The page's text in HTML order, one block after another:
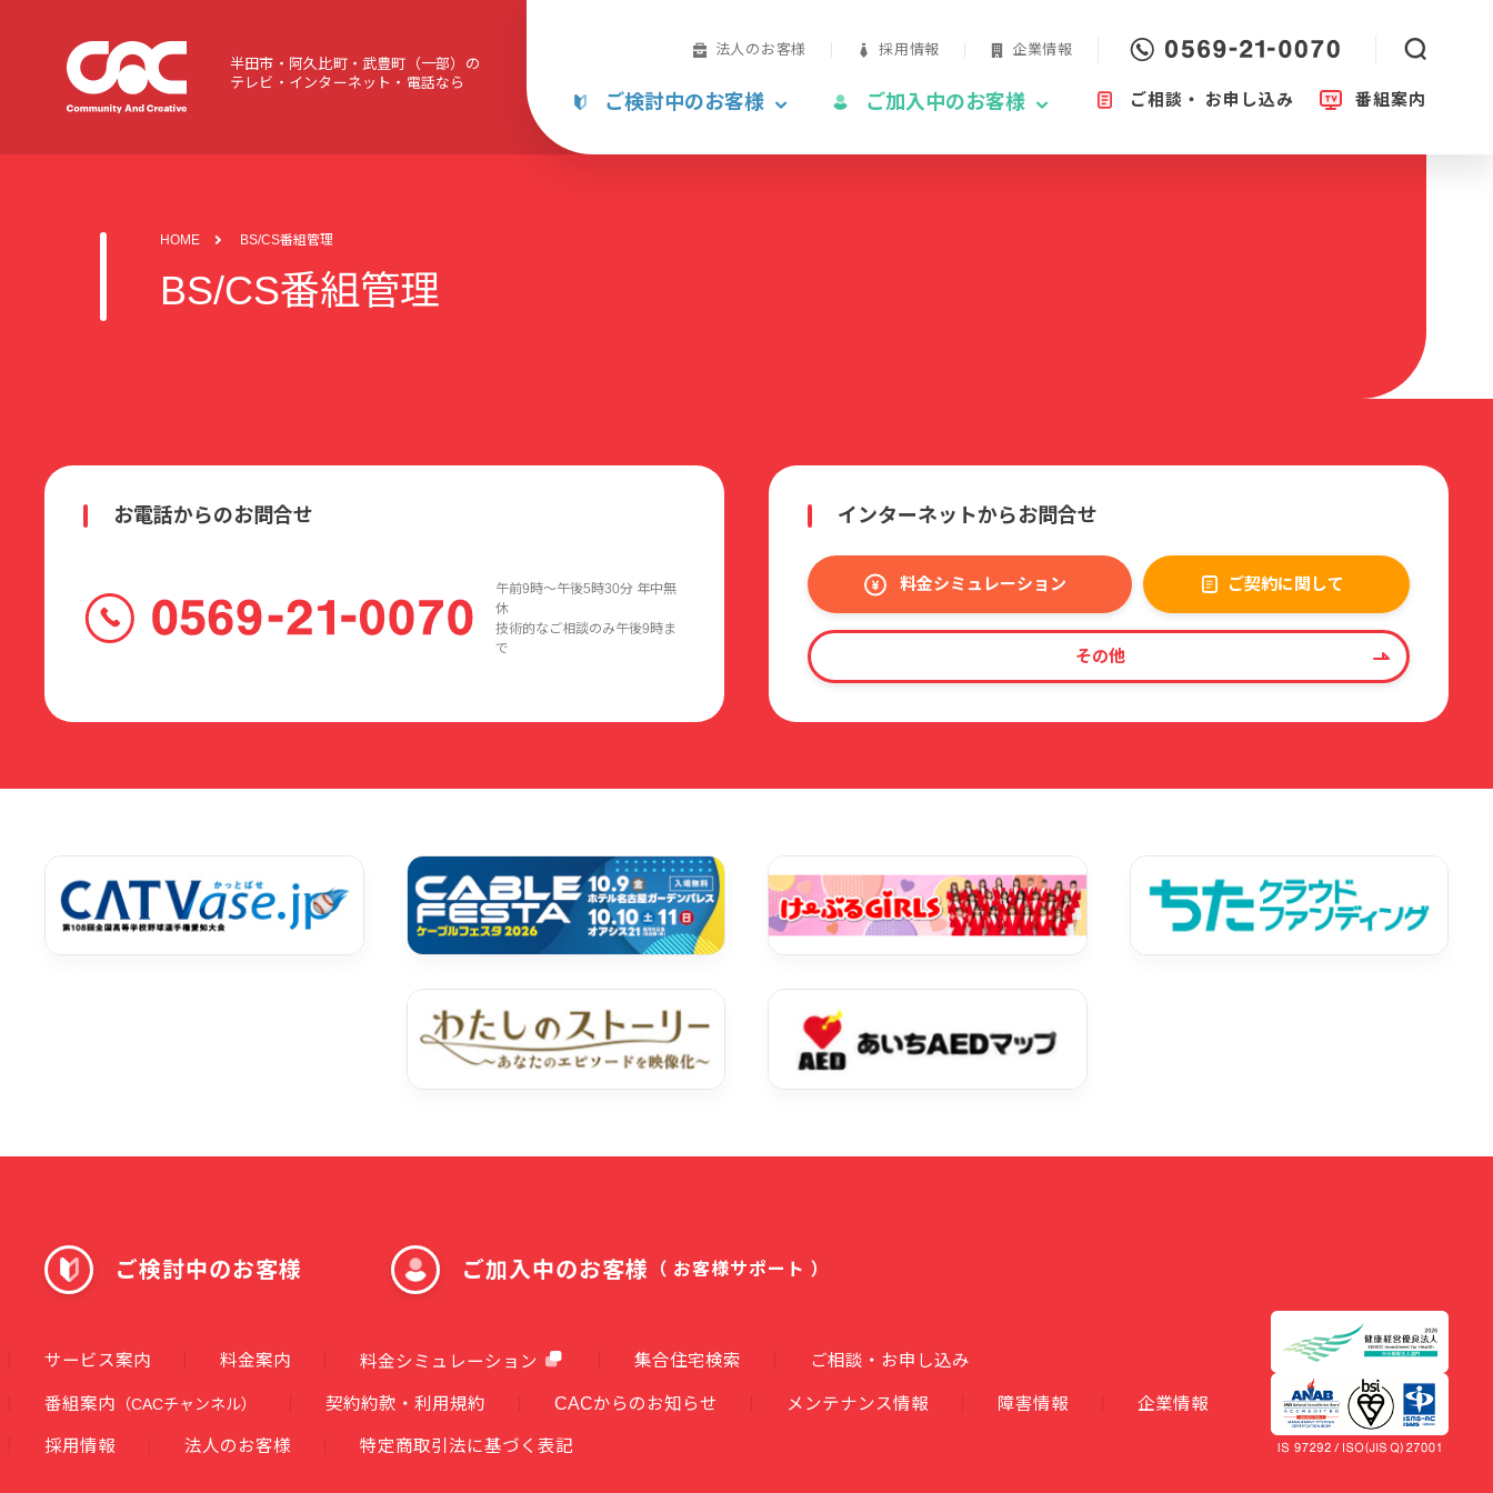
半田市・阿久比町・武豊町（一部）の
テレビ・インターネット・電話なら
法人のお客様 採用情報 企業情報
ご検討中のお客様 ご加入中のお客様 ご相談・ お申し込み 番組案内
HOME BS/CS番組管理
BS/CS番組管理
お電話からのお問合せ
午前9時〜午後5時30分 年中無
休
技術的なご相談のみ午後9時ま
で
インターネットからお問合せ
料金シミュレーション ご契約に関して
その他
ご検討中のお客様 ご加入中のお客様 （ お客様サポート ）
サービス案内 料金案内 料金シミュレーション 集合住宅検索 ご相談・お申し込み
番組案内 （CACチャンネル） 契約約款・利用規約 CACからのお知らせ メンテナンス情報 障害情報 企業情報
採用情報 法人のお客様 特定商取引法に基づく表記